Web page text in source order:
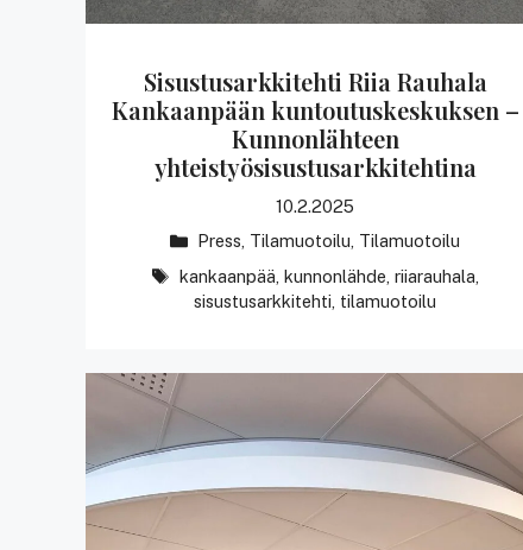
Sisustusarkkitehti Riia Rauhala
Kankaanpään kuntoutuskeskuksen –
Kunnonlähteen
yhteistyösisustusarkkitehtina
10.2.2025
Kategoriat
Press, Tilamuotoilu, Tilamuotoilu
avainsanat
kankaanpää kunnonlähde riiarauhala
sisustusarkkitehti tilamuotoilu